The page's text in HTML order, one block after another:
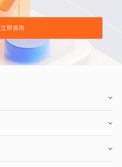
立即咨询